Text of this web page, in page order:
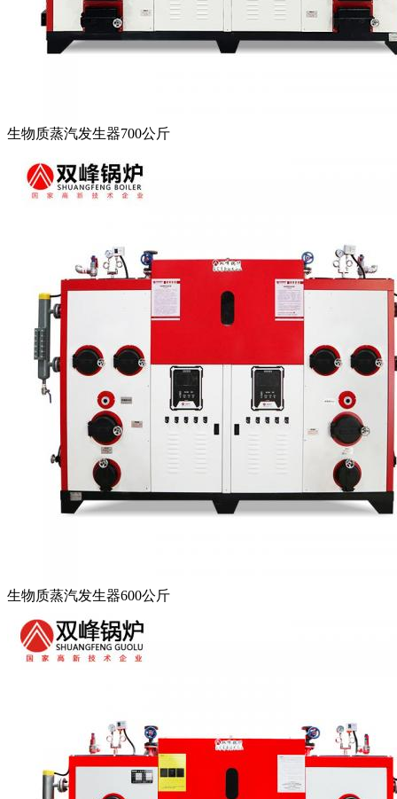
生物质蒸汽发生器700公斤
生物质蒸汽发生器600公斤